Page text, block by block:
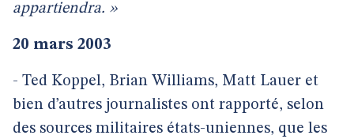
appartiendra. »
20 mars 2003
- Ted Koppel, Brian Williams, Matt Lauer et
bien d’autres journalistes ont rapporté, selon
des sources militaires états-uniennes, que les